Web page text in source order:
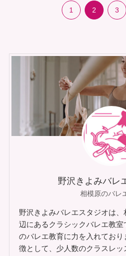
1 2 3
野沢きよみバレ
相模原のバレ
野沢きよみバレエスタジオは
辺にあるクラシックバレエ教
のバレエ教育に力を入れてお
徴として、少人数のクラスレ